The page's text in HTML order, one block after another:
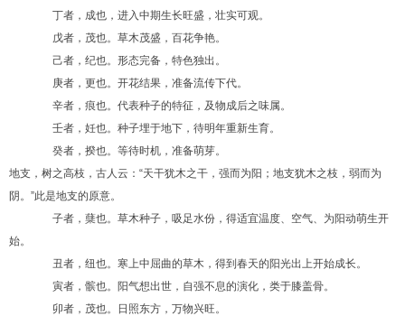
丁者，成也，进入中期生长旺盛，壮实可观。
戊者，茂也。草木茂盛，百花争艳。
己者，纪也。形态完备，特色独出。
庚者，更也。开花结果，准备流传下代。
辛者，痕也。代表种子的特征，及物成后之味属。
壬者，妊也。种子埋于地下，待明年重新生育。
癸者，揆也。等待时机，准备萌芽。
地支，树之高枝，古人云：“天干犹木之干，强而为阳；地支犹木之枝，弱而为
阴。”此是地支的原意。
子者，蘖也。草木种子，吸足水份，得适宜温度、空气、为阳动萌生开
始。
丑者，纽也。寒上中屈曲的草木，得到春天的阳光出上开始成长。
寅者，髌也。阳气想出世，自强不息的演化，类于膝盖骨。
卯者，茂也。日照东方，万物兴旺。